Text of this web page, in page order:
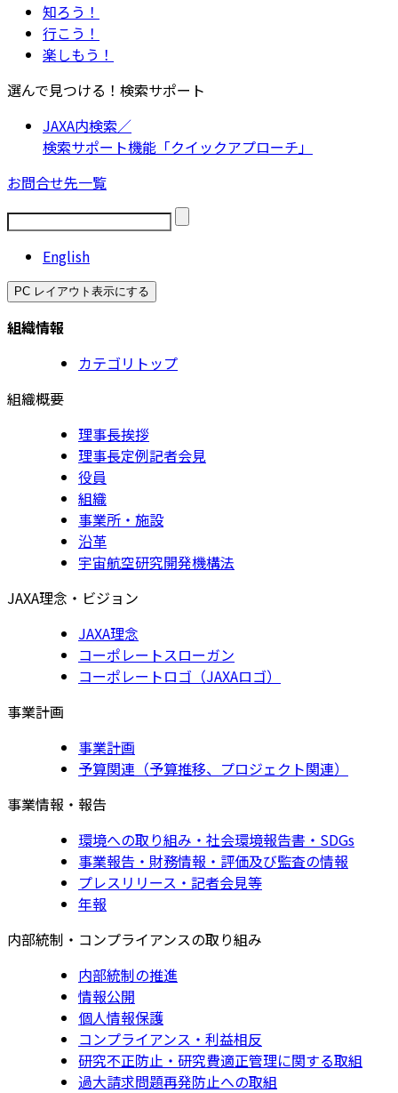
知ろう！
行こう！
楽しもう！
選んで見つける！検索サポート
JAXA内検索／
検索サポート機能「クイックアプローチ」
お問合せ先一覧
English
PC レイアウト表示にする
組織情報
カテゴリトップ
組織概要
理事長挨拶
理事長定例記者会見
役員
組織
事業所・施設
沿革
宇宙航空研究開発機構法
JAXA理念・ビジョン
JAXA理念
コーポレートスローガン
コーポレートロゴ（JAXAロゴ）
事業計画
事業計画
予算関連（予算推移、プロジェクト関連）
事業情報・報告
環境への取り組み・社会環境報告書・SDGs
事業報告・財務情報・評価及び監査の情報
プレスリリース・記者会見等
年報
内部統制・コンプライアンスの取り組み
内部統制の推進
情報公開
個人情報保護
コンプライアンス・利益相反
研究不正防止・研究費適正管理に関する取組
過大請求問題再発防止への取組